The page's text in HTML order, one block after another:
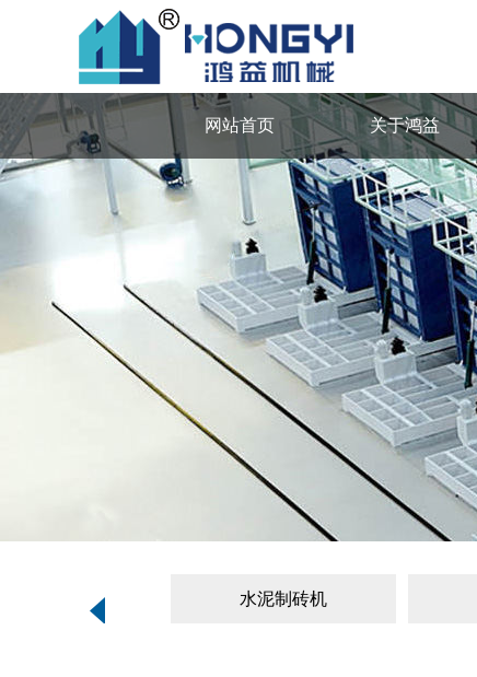
网站首页 关于鸿益
水泥制砖机